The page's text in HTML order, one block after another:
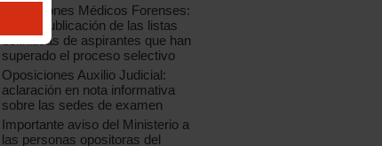
Oposiciones Médicos Forenses:
nueva publicación de las listas
definitivas de aspirantes que han
superado el proceso selectivo
Oposiciones Auxilio Judicial:
aclaración en nota informativa
sobre las sedes de examen
Importante aviso del Ministerio a
las personas opositoras del